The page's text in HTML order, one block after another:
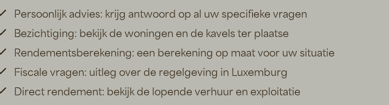
Persoonlijk advies: krijg antwoord op al uw specifieke vragen
Bezichtiging: bekijk de woningen en de kavels ter plaatse
Rendementsberekening: een berekening op maat voor uw situatie
Fiscale vragen: uitleg over de regelgeving in Luxemburg
Direct rendement: bekijk de lopende verhuur en exploitatie